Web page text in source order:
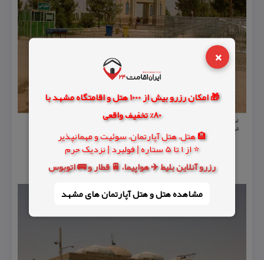
×
🎁 امکان رزرو بیش از 1000 هتل و اقامتگاه مشهد با
80% تخفیف واقعی
🏨 هتل، هتل آپارتمان، سوئیت و مهمانپذیر
⭐ از 1 تا 5 ستاره | فولبرد | نزدیک حرم
رزرو آنلاین بلیط ✈️ هواپیما، 🚆 قطار و 🚌 اتوبوس
مشاهده هتل و هتل‌ آپارتمان های مشهد